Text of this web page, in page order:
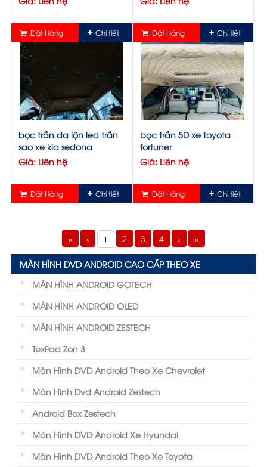
Đặt Hàng Chi tiết Đặt Hàng Chi tiết
bọc trần da lộn led trần
sao xe kia sedona
Giá: Liên hệ
Đặt Hàng Chi tiết
bọc trần 5D xe toyota
fortuner
Giá: Liên hệ
Đặt Hàng Chi tiết
« ‹ 1 2 3 4 › »
MÀN HÌNH DVD ANDROID CAO CẤP THEO XE
MÀN HÌNH ANDROID GOTECH
MÀN HÌNH ANDROID OLED
MÀN HÌNH ANDROID ZESTECH
TexPad Zon 3
Màn Hình DVD Android Theo Xe Chevrolet
Màn Hình Dvd Android Zestech
Android Box Zestech
Màn Hình DVD Android Xe Hyundai
Màn Hình DVD Android Theo Xe Toyota